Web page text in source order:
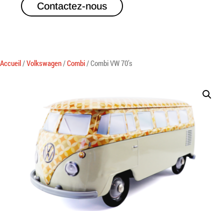
Contactez-nous
Accueil /Volkswagen/Combi/ Combi VW 70’s